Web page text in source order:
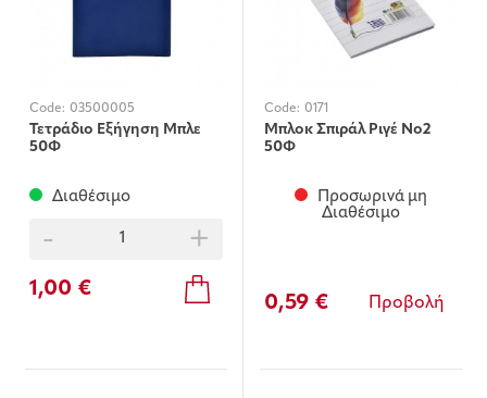
Code: 03500005
Τετράδιο Εξήγηση Μπλε
50Φ
Διαθέσιμο
- +
1,00 €
Code: 0171
Μπλοκ Σπιράλ Ριγέ Νο2
50Φ
Προσωρινά μη
Διαθέσιμο
0,59 € Προβολή